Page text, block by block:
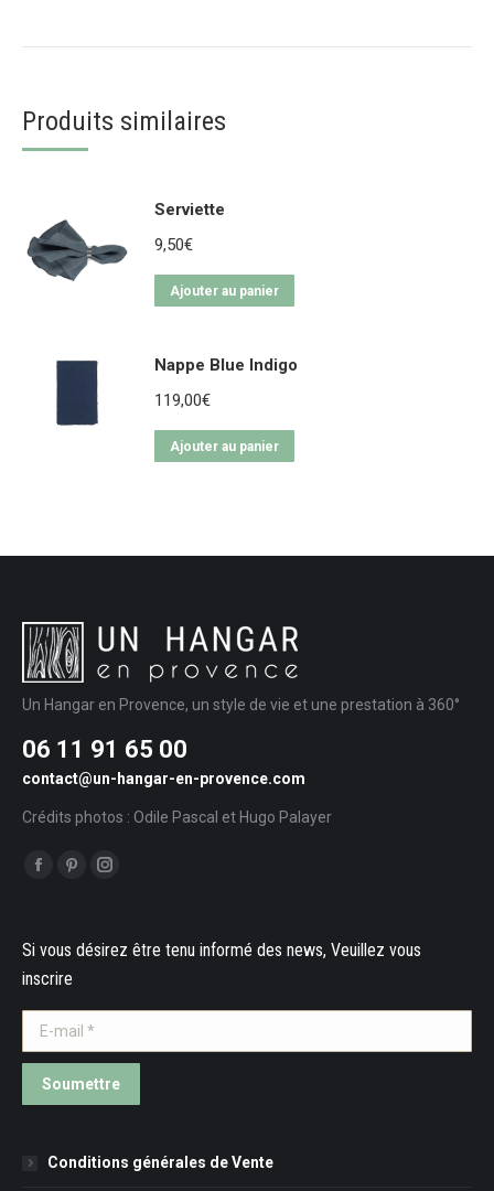
Produits similaires
Serviette
9,50€
Ajouter au panier
Nappe Blue Indigo
119,00€
Ajouter au panier
Un Hangar en Provence, un style de vie et une prestation à 360°
06 11 91 65 00
contact@un-hangar-en-provence.com
Crédits photos : Odile Pascal et Hugo Palayer
Trouvez nous sur :
Facebook
PinterestInstagram
Si vous désirez être tenu informé des news, Veuillez vous
inscrire
E-mail *
Soumettre
Conditions générales de Vente